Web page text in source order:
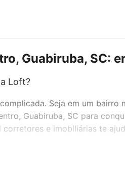
Guabiruba, SC:
Loft?
Seja em um
Guabiruba, SC para
e imobiliárias te